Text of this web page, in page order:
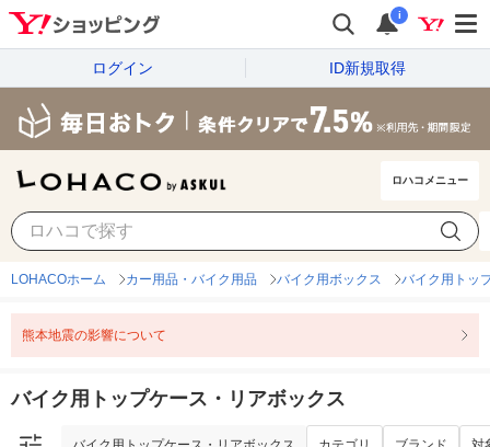
i
ログイン ID新規取得
ロハコメニュー
バイク用トップケース・リアボックス 対
LOHACOホーム カー用品・バイク用品 バイク用ボックス バイク用トッ
熊本地震の影響について
バイク用トップケース・リアボックス